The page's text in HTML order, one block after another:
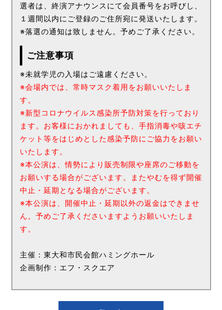
選者は、終演アナウンスにて会員番号をお呼びし、
１週間以内にご登録のご住所宛に発送いたします。
※落選の通知は致しません。予めご了承ください。
ご注意事項
※未就学児の入場はご遠慮ください。
※会場内では、常時マスク着用をお願いいたしま
す。
※新型コロナウイルス感染所予防対策を行っており
ます。お客様におかれましても、手指消毒や咳エチ
ケット等をはじめとした感染予防にご協力をお願い
いたします。
※本公演は、情勢により販売制限や座席のご移動を
お願いする場合がございます。またやむを得ず開催
中止・延期となる場合がございます。
※本公演は、開催中止・延期以外の返金はできませ
ん。予めご了承くださいますようお願いいたしま
す。
主催：東大和市民会館ハミングホール
企画制作：エフ・スクエア